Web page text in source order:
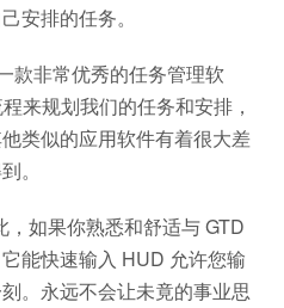
安排的任务。
款非常优秀的任务管理软
来规划我们的任务和安排，
类似的应用软件有着很大差
。
如果你熟悉和舒适与 GTD
能快速输入 HUD 允许您输
。永远不会让未竟的事业思